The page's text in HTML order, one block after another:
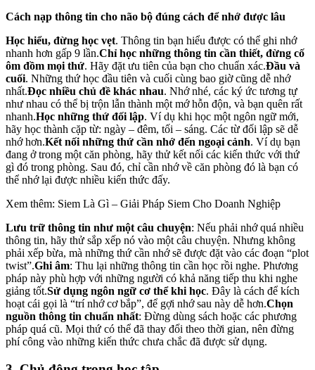
Cách nạp thông tin cho não bộ đúng cách để nhớ được lâu
Học hiểu, đừng học vẹt. Thông tin bạn hiểu được có thể ghi nhớ
nhanh hơn gấp 9 lần.Chỉ học những thông tin cần thiết, đừng cố
ôm đồm mọi thứ. Hãy đặt ưu tiên của bạn cho chuẩn xác.Đầu và
cuối. Những thứ học đầu tiên và cuối cùng bao giờ cũng dễ nhớ
nhất.Đọc nhiều chủ đề khác nhau. Nhớ nhé, các ký ức tương tự
như nhau có thể bị trộn lẫn thành một mớ hỗn độn, và bạn quên rất
nhanh.Học những thứ đối lập. Ví dụ khi học một ngôn ngữ mới,
hãy học thành cặp từ: ngày – đêm, tối – sáng. Các từ đối lập sẽ dễ
nhớ hơn.Kết nối những thứ cần nhớ đến ngoại cảnh. Ví dụ bạn
đang ở trong một căn phòng, hãy thử kết nối các kiến thức với thứ
gì đó trong phòng. Sau đó, chỉ cần nhớ về căn phòng đó là bạn có
thể nhớ lại được nhiều kiến thức đấy.
Xem thêm: Siem Là Gì – Giải Pháp Siem Cho Doanh Nghiệp
Lưu trữ thông tin như một câu chuyện: Nếu phải nhớ quá nhiều
thông tin, hãy thử sắp xếp nó vào một câu chuyện. Nhưng không
phải xếp bừa, mà những thứ cần nhớ sẽ được đặt vào các đoạn “plot
twist”.Ghi âm: Thu lại những thông tin cần học rồi nghe. Phương
pháp này phù hợp với những người có khả năng tiếp thu khi nghe
giảng tốt.Sử dụng ngôn ngữ cơ thể khi học. Đây là cách để kích
hoạt cái gọi là “trí nhớ cơ bắp”, để gợi nhớ sau này dễ hơn.Chọn
nguồn thông tin chuẩn nhất: Đừng dùng sách hoặc các phương
pháp quá cũ. Mọi thứ có thể đã thay đổi theo thời gian, nên đừng
phí công vào những kiến thức chưa chắc đã được sử dụng.